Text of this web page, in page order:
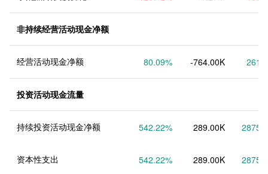
非持续经营活动现金净额
经营活动现金净额 80.09% -764.00K
投资活动现金流量
持续投资活动现金净额 542.22% 289.00K
资本性支出 542.22% 289.00K